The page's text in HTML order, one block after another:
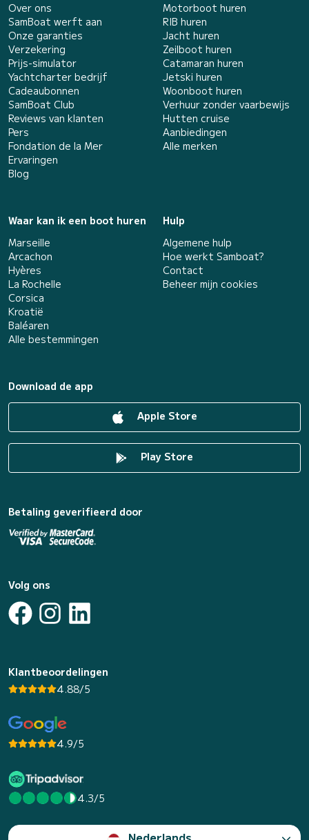
Over ons
SamBoat werft aan
Onze garanties
Verzekering
Prijs-simulator
Yachtcharter bedrijf
Cadeaubonnen
SamBoat Club
Reviews van klanten
Pers
Fondation de la Mer
Ervaringen
Blog
Motorboot huren
RIB huren
Jacht huren
Zeilboot huren
Catamaran huren
Jetski huren
Woonboot huren
Verhuur zonder vaarbewijs
Hutten cruise
Aanbiedingen
Alle merken
Waar kan ik een boot huren
Marseille
Arcachon
Hyères
La Rochelle
Corsica
Kroatië
Baléaren
Alle bestemmingen
Hulp
Algemene hulp
Hoe werkt Samboat?
Contact
Beheer mijn cookies
Download de app
Apple Store
Play Store
Betaling geverifieerd door
Volg ons
Klantbeoordelingen
4.88/5
4.9/5
4.3/5